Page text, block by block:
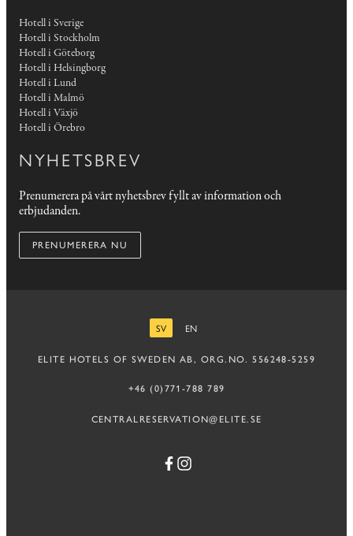
Hotell i Sverige
Hotell i Stockholm
Hotell i Göteborg
Hotell i Helsingborg
Hotell i Lund
Hotell i Malmö
Hotell i Växjö
Hotell i Örebro
NYHETSBREV
Prenumerera på vårt nyhetsbrev fyllt av information och
erbjudanden.
PRENUMERERA NU
SV
EN
ELITE HOTELS OF SWEDEN AB, ORG.NO. 556248-5259
+46 (0)771-788 789
CENTRALRESERVATION@ELITE.SE